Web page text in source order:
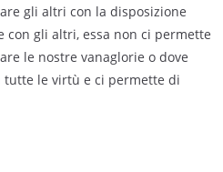
gli altri con la disposizione
con gli altri, essa non ci permette
le nostre vanaglorie o dove
le virtù e ci permette di